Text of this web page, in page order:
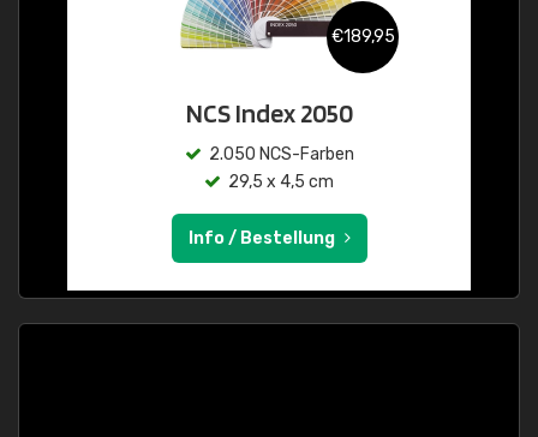
€189,95
NCS Index 2050
2.050 NCS-Farben
29,5 x 4,5 cm
Info / Bestellung